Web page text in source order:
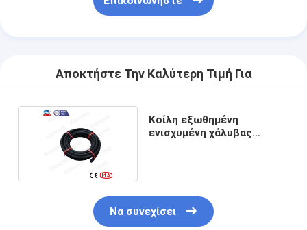
Αποκτήστε Την Καλύτερη Τιμή Για
Κοίλη εξωθημένη
ενισχυμένη χάλυβας
Να συνεχίσει